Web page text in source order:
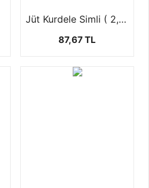
Jüt Kurdele Simli ( 2,5 cm 10 mt )
87,67 TL